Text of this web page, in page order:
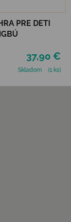
PRE DETI
37,90 €
Skladom (1 ks)